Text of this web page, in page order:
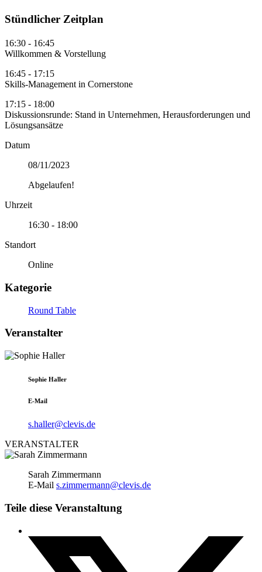
Stündlicher Zeitplan
16:30 - 16:45
Willkommen & Vorstellung
16:45 - 17:15
Skills-Management in Cornerstone
17:15 - 18:00
Diskussionsrunde: Stand in Unternehmen, Herausforderungen und
Lösungsansätze
Datum
08/11/2023
Abgelaufen!
Uhrzeit
16:30 - 18:00
Standort
Online
Kategorie
Round Table
Veranstalter
Sophie Haller
E-Mail
s.haller@clevis.de
VERANSTALTER
Sarah Zimmermann
E-Mail s.zimmermann@clevis.de
Teile diese Veranstaltung